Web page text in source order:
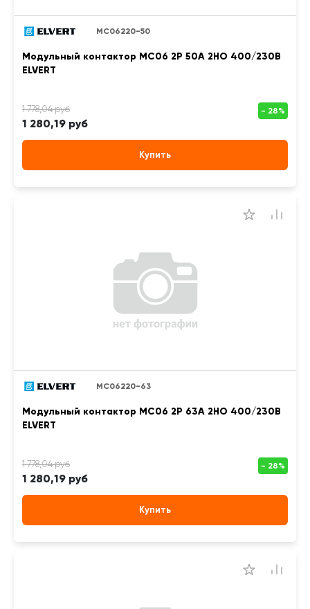
MC06220-50
Модульный контактор MC06 2Р 50А 2НО 400/230B
ELVERT
1 280,19 руб
Купить
MC06220-63
Модульный контактор MC06 2Р 63А 2НО 400/230B
ELVERT
1 280,19 руб
Купить